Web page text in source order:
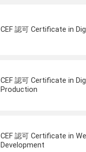
CEF 認可 Certificate in
CEF 認可 Certificate in
Production
CEF 認可 Certificate in
Development